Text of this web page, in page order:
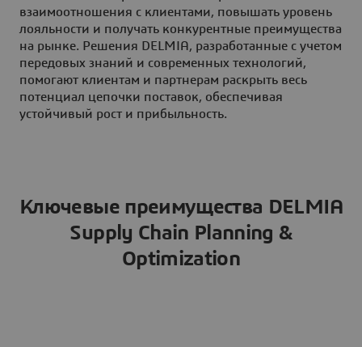
взаимоотношения с клиентами, повышать уровень
лояльности и получать конкурентные преимущества
на рынке. Решения DELMIA, разработанные с учетом
передовых знаний и современных технологий,
помогают клиентам и партнерам раскрыть весь
потенциал цепочки поставок, обеспечивая
устойчивый рост и прибыльность.
Ключевые преимущества DELMIA
Supply Chain Planning &
Optimization